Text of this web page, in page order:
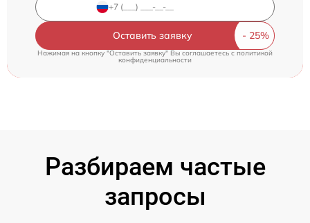
Оставить заявку
Нажимая на кнопку "Оставить заявку" Вы соглашаетесь cполитикой
конфиденциальности
Разбираем частые
запросы